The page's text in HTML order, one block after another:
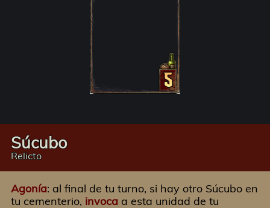
Súcubo
Relicto
Agonía: al final de tu turno, si hay otro Súcubo en
tu cementerio, invoca a esta unidad de tu